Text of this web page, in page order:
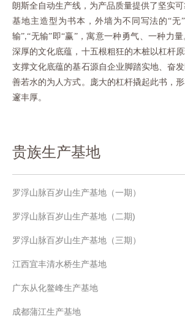
贵族生产基地
罗浮山脉百岁山生产基地（一期）
罗浮山脉百岁山生产基地（二期)
罗浮山脉百岁山生产基地（三期）
江西宜丰清水桥生产基地
广东从化鳌峰生产基地
成都蒲江生产基地
朗斯全自动生产线，为产品质量提供了坚实可
基地主造型为书本，外墙为不同写法的“无
输”,“无输”即“赢”，寓意一种勇气、一种力
深厚的文化底蕴，十五根粗狂的木桩以杠杆
支撑文化底蕴的基石源自企业脚踏实地、奋
善若水的为人方式。庞大的杠杆撬起此书，
邃丰厚。